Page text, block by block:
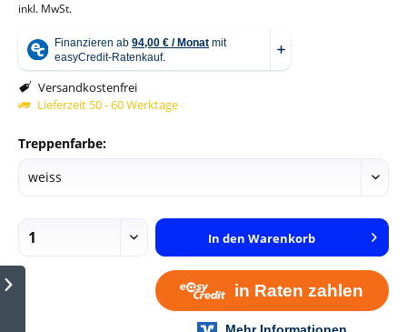
inkl. MwSt.
Versandkostenfrei
Lieferzeit 50 - 60 Werktage
Treppenfarbe:
In den Warenkorb